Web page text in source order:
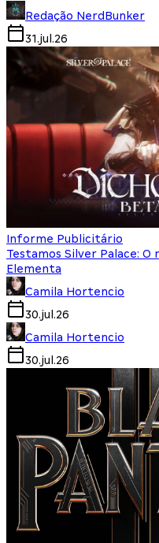
Redação NerdBunker
31.jul.26
Informe Publicitário
Testamos Silver Palace: O
Elementa
Camila Hortencio
30.jul.26
Camila Hortencio
30.jul.26